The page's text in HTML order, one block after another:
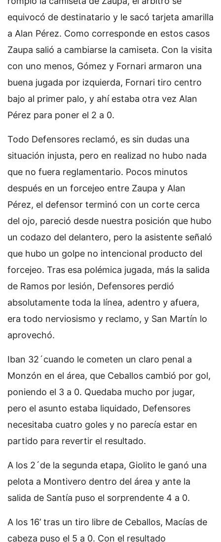
equivocó de destinatario y le sacó tarjeta amarilla
a Alan Pérez. Como corresponde en estos casos
Zaupa salió a cambiarse la camiseta. Con la visita
con uno menos, Gómez y Fornari armaron una
buena jugada por izquierda, Fornari tiro centro
bajo al primer palo, y ahí estaba otra vez Alan
Pérez para poner el 2 a 0.
Todo Defensores reclamó, es sin dudas una
situación injusta, pero en realizad no hubo nada
que no fuera reglamentario. Pocos minutos
después en un forcejeo entre Zaupa y Alan
Pérez, el defensor terminó con un corte cerca
del ojo, pareció desde nuestra posición que hubo
un codazo del delantero, pero la asistente señaló
que hubo un golpe no intencional producto del
forcejeo. Tras esa polémica jugada, más la salida
de Ramos por lesión, Defensores perdió
absolutamente toda la línea, adentro y afuera,
era todo nerviosismo y reclamo, y San Martín lo
aprovechó.
Iban 32´cuando le cometen un claro penal a
Monzón en el área, que Ceballos cambió por gol,
poniendo el 3 a 0. Quedaba mucho por jugar,
pero el asunto estaba liquidado, Defensores
necesitaba cuatro goles y no parecía estar en
partido para revertir el resultado.
A los 2´de la segunda etapa, Giolito le ganó una
pelota a Montivero dentro del área y ante la
salida de Santía puso el sorprendente 4 a 0.
A los 16’ tras un tiro libre de Ceballos, Macías de
cabeza puso el 5 a 0. Con el resultado